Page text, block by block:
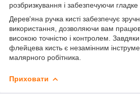
розбризкування і забезпечуючи гладке
Дерев'яна ручка кисті забезпечує
використання, дозволяючи вам
високою точністю і контролем.
флейцева кисть є незамінним
малярного робітника.
Приховати